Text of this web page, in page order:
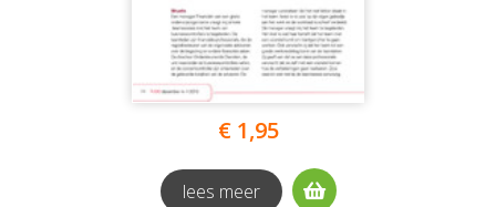
€ 1,95
lees meer